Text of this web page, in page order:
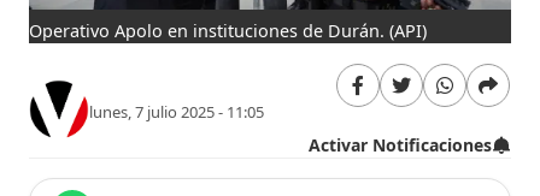
Operativo Apolo en instituciones de Durán. (API)
lunes, 7 julio 2025 - 11:05
Activar Notificaciones